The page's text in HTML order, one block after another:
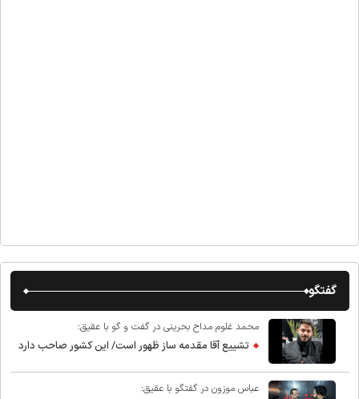
گفتگو
محمد غلوم مداح بحرینی در گفت و گو با عقیق:
تشییع آقا مقدمه ساز ظهور است/ این کشور صاحب دارد
عباس موزون در گفتگو با عقیق: